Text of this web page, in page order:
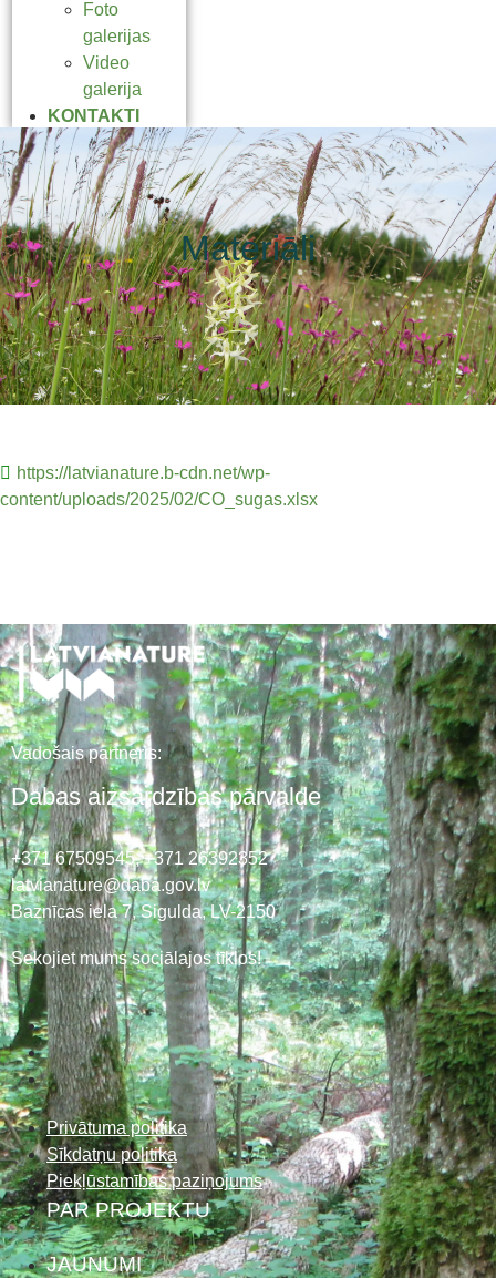
Foto
galerijas
Video
galerija
KONTAKTI
Materiāli
https://latvianature.b-cdn.net/wp-
content/uploads/2025/02/CO_sugas.xlsx
Vadošais partneris:
Dabas aizsardzības pārvalde
+371 67509545,+371 26392352
latvianature@daba.gov.lv
Baznīcas iela 7, Sigulda, LV-2150
Sekojiet mums sociālajos tīklos!
Privātuma politika
Sīkdatņu politika
Piekļūstamības paziņojums
PAR PROJEKTU
JAUNUMI